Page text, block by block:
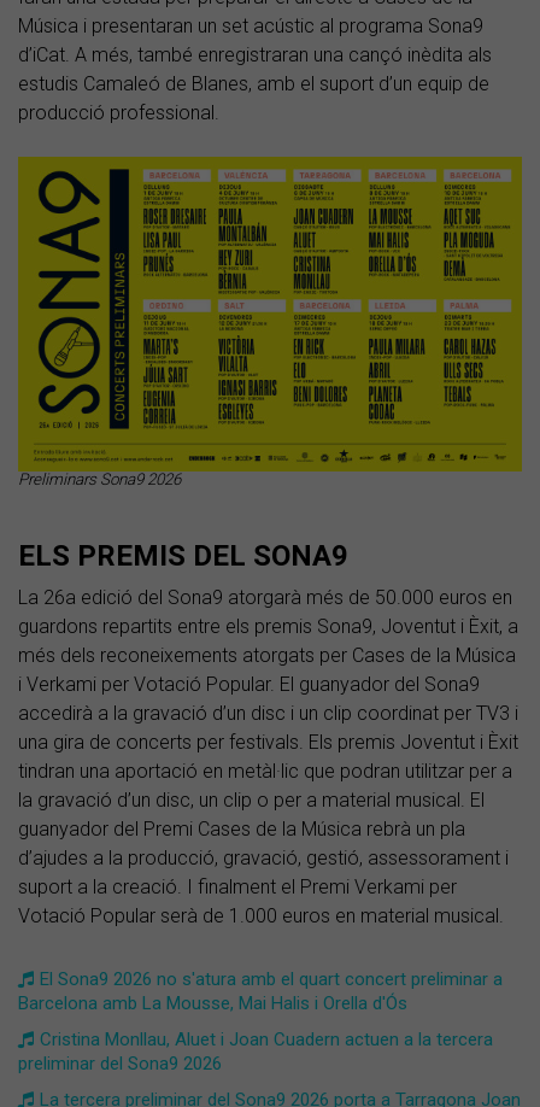
Música i presentaran un set acústic al programa Sona9
d’iCat. A més, també enregistraran una cançó inèdita als
estudis Camaleó de Blanes, amb el suport d’un equip de
producció professional.
Preliminars Sona9 2026
ELS PREMIS DEL SONA9
La 26a edició del Sona9 atorgarà més de 50.000 euros en
guardons repartits entre els premis Sona9, Joventut i Èxit, a
més dels reconeixements atorgats per Cases de la Música
i Verkami per Votació Popular. El guanyador del Sona9
accedirà a la gravació d’un disc i un clip coordinat per TV3 i
una gira de concerts per festivals. Els premis Joventut i Èxit
tindran una aportació en metàl·lic que podran utilitzar per a
la gravació d’un disc, un clip o per a material musical. El
guanyador del Premi Cases de la Música rebrà un pla
d’ajudes a la producció, gravació, gestió, assessorament i
suport a la creació. I finalment el Premi Verkami per
Votació Popular serà de 1.000 euros en material musical.
El Sona9 2026 no s'atura amb el quart concert preliminar a
Barcelona amb La Mousse, Mai Halis i Orella d'Ós
Cristina Monllau, Aluet i Joan Cuadern actuen a la tercera
preliminar del Sona9 2026
La tercera preliminar del Sona9 2026 porta a Tarragona Joan